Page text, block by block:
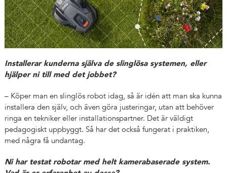
Installerar kunderna själva de slinglösa systemen, eller
hjälper ni till med det jobbet?
– Köper man en slinglös robot idag, så är idén att man ska kunna
installera den själv, och även göra justeringar, utan att behöver
ringa en tekniker eller installationspartner. Det är väldigt
pedagogiskt uppbyggt. Så har det också fungerat i praktiken,
med några få undantag.
Ni har testat robotar med helt kamerabaserade system.